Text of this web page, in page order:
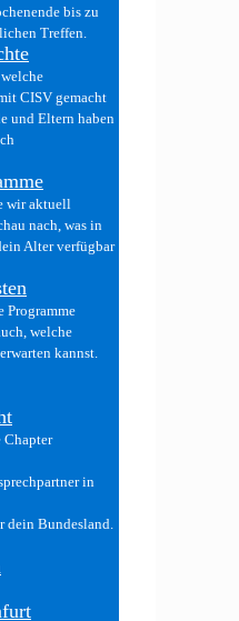
bis zu
Treffen.
CISV gemacht
und Eltern haben
wir aktuell
nach, was in
Alter verfügbar
Programme
welche
kannst.
Chapter
in
dein Bundesland.